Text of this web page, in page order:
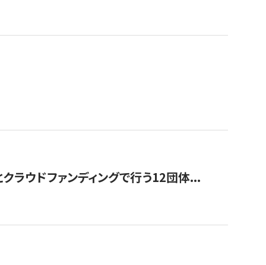
クラウドファンディングで行う12団体...